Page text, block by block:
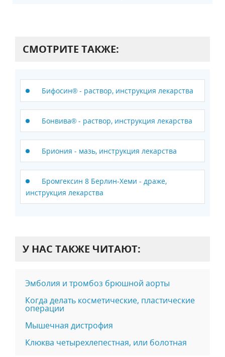
СМОТРИТЕ ТАКЖЕ:
Бифосин® - раствор, инструкция лекарства
Бонвива® - раствор, инструкция лекарства
Бриония - мазь, инструкция лекарства
Бромгексин 8 Берлин-Хеми - драже,
инструкция лекарства
У НАС ТАКЖЕ ЧИТАЮТ:
Эмболия и тромбоз брюшной аорты
Когда делать косметические, пластические
операции
Мышечная дистрофия
Клюква четырехлепестная, или болотная